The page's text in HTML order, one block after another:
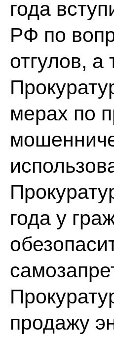
года
РФ по
отгулов, а
мерах по
года у
продажу